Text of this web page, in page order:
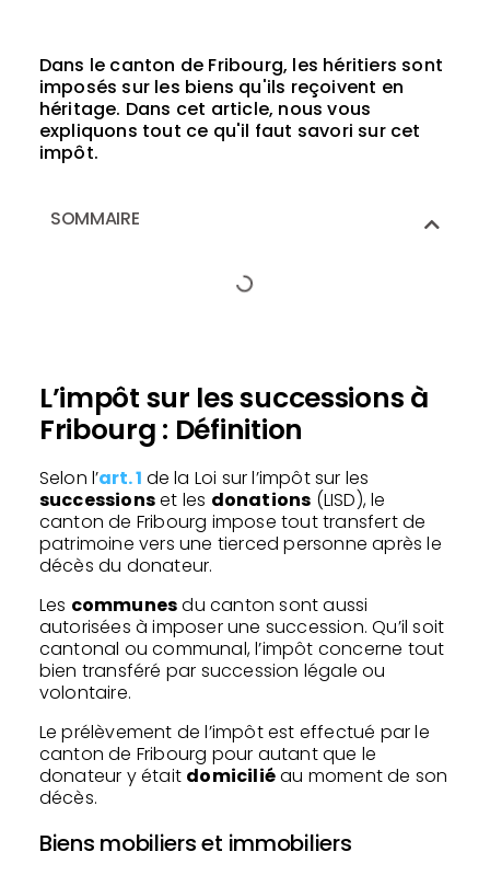
Dans le canton de Fribourg, les héritiers sont
imposés sur les biens qu'ils reçoivent en
héritage. Dans cet article, nous vous
expliquons tout ce qu'il faut savori sur cet
impôt.
SOMMAIRE
L’impôt sur les successions à
Fribourg : Définition
Selon l’art. 1 de la Loi sur l’impôt sur les
successionset les donations (LISD), le
canton de Fribourg impose tout transfert de
patrimoine vers une tierced personne après le
décès du donateur.
Les communesdu canton sont aussi
autorisées à imposer une succession. Qu’il soit
cantonal ou communal, l’impôt concerne tout
bien transféré par succession légale ou
volontaire.
Le prélèvement de l’impôt est effectué par le
canton de Fribourg pour autant que le
donateur y était domiciliéau moment de son
décès.
Biens mobiliers et immobiliers